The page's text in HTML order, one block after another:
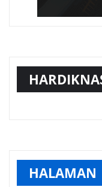
HALAMAN